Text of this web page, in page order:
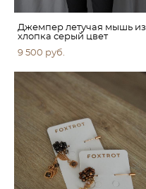
Джемпер летучая мышь из
хлопка серый цвет
9 500 pуб.